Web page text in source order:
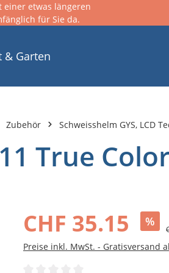
etwas längeren
für Sie da.
& Garten
Zubehör Schweisshelm GYS, LCD
True
CHF 35.15 %
Preise inkl. MwSt. - Gratisversand